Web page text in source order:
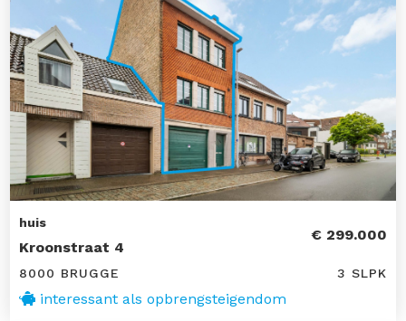
huis
Kroonstraat 4
€ 299.000
8000 BRUGGE 3 SLPK
interessant als opbrengsteigendom